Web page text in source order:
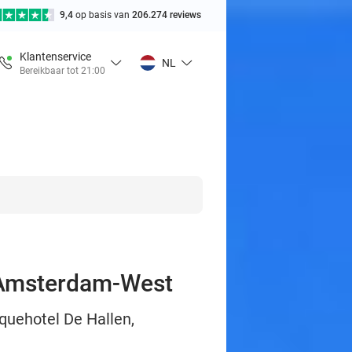
9,4 op basis van 206.274 reviews
Klantenservice
Bereikbaar tot 21:00
NL
West
De Hallen,